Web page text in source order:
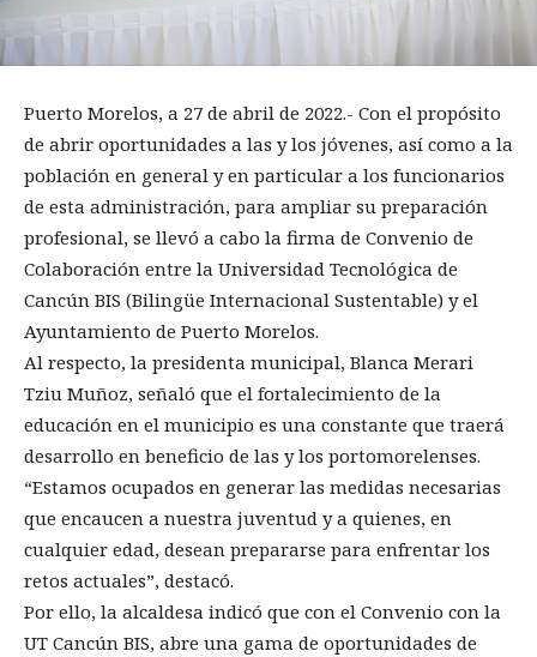
Puerto Morelos, a 27 de abril de 2022.- Con el propósito
de abrir oportunidades a las y los jóvenes, así como a la
población en general y en particular a los funcionarios
de esta administración, para ampliar su preparación
profesional, se llevó a cabo la firma de Convenio de
Colaboración entre la Universidad Tecnológica de
Cancún BIS (Bilingüe Internacional Sustentable) y el
Ayuntamiento de Puerto Morelos.
Al respecto, la presidenta municipal, Blanca Merari
Tziu Muñoz, señaló que el fortalecimiento de la
educación en el municipio es una constante que traerá
desarrollo en beneficio de las y los portomorelenses.
“Estamos ocupados en generar las medidas necesarias
que encaucen a nuestra juventud y a quienes, en
cualquier edad, desean prepararse para enfrentar los
retos actuales”, destacó.
Por ello, la alcaldesa indicó que con el Convenio con la
UT Cancún BIS, abre una gama de oportunidades de